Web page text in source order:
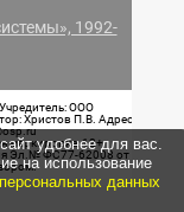
1992-
ООО
Христов П.В. Адрес
маркировка: 12+
Эл.№ ФС77-62008 от
удобнее для вас.
на использование
данных